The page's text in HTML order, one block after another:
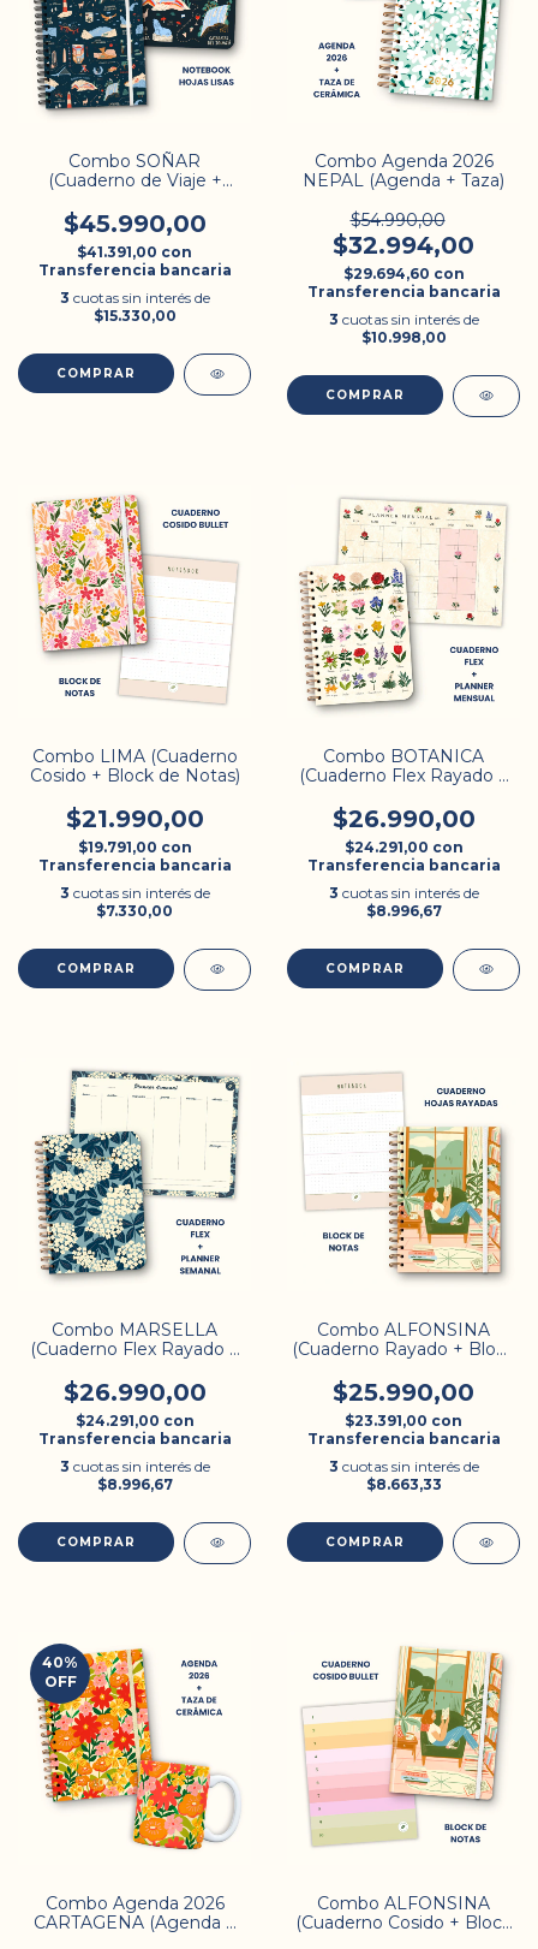
Combo SOÑAR
(Cuaderno de Viaje +
$45.990,00
$41.391,00 con
Transferencia bancaria
3 cuotas sin interés de
$15.330,00
Combo Agenda 2026
NEPAL (Agenda + Taza)
$54.990,00
$32.994,00
$29.694,60 con
Transferencia bancaria
3 cuotas sin interés de
$10.998,00
COMPRAR
Combo LIMA (Cuaderno
Cosido + Block de Notas)
$21.990,00
$19.791,00 con
Transferencia bancaria
3 cuotas sin interés de
$7.330,00
Combo BOTANICA
(Cuaderno Flex Rayado +
$26.990,00
$24.291,00 con
Transferencia bancaria
3 cuotas sin interés de
$8.996,67
Combo MARSELLA
(Cuaderno Flex Rayado +
$26.990,00
$24.291,00 con
Transferencia bancaria
3 cuotas sin interés de
$8.996,67
Combo ALFONSINA
(Cuaderno Rayado + Block
$25.990,00
$23.391,00 con
Transferencia bancaria
3 cuotas sin interés de
$8.663,33
40%
OFF
Combo Agenda 2026
CARTAGENA (Agenda +
Combo ALFONSINA
(Cuaderno Cosido + Block